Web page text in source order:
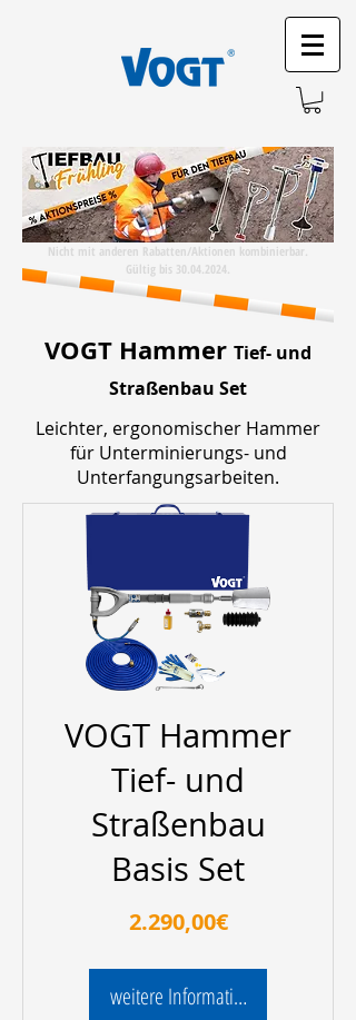
Nicht mit anderen Rabatten/Aktionen kombinierbar.
Gültig bis 30.04.2024.
VOGT Hammer Tief- und
Straßenbau Set
Leichter, ergonomischer Hammer
für Unterminierungs- und
Unterfangungsarbeiten.
VOGT Hammer
Tief- und
Straßenbau
Basis Set
2.290,00€Preis
weitere Informationen